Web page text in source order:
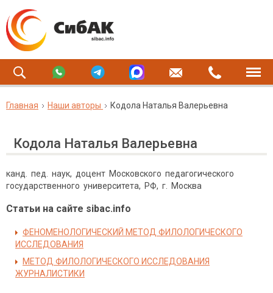
Главная Наши авторы Кодола Наталья Валерьевна
Кодола Наталья Валерьевна
канд. пед. наук, доцент Московского педагогического
государственного университета, РФ, г. Москва
Статьи на сайте sibac.info
ФЕНОМЕНОЛОГИЧЕСКИЙ МЕТОД ФИЛОЛОГИЧЕСКОГО
ИССЛЕДОВАНИЯ
МЕТОД ФИЛОЛОГИЧЕСКОГО ИССЛЕДОВАНИЯ
ЖУРНАЛИСТИКИ